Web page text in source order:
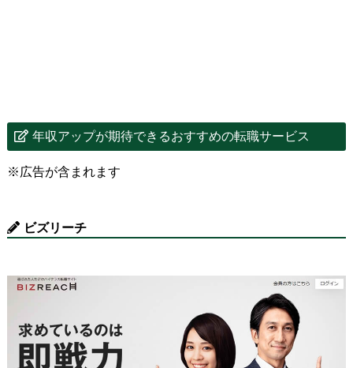
年収アップが期待できるおすすめの転職サービス
※広告が含まれます
ビズリーチ